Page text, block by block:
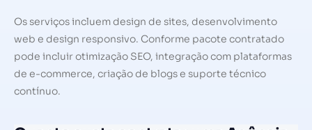
Os serviços incluem design de sites, desenvolvimento
web e design responsivo. Conforme pacote contratado
pode incluir otimização SEO, integração com plataformas
de e-commerce, criação de blogs e suporte técnico
contínuo.